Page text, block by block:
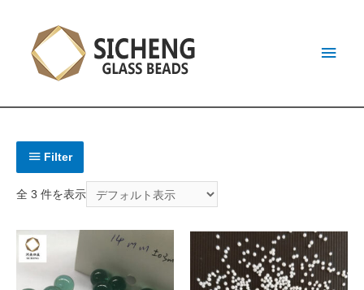
Filter
全 3 件を表示